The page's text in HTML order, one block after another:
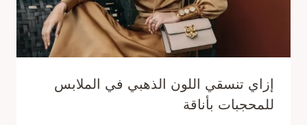
إزاي تنسقي اللون الذهبي في الملابس
للمحجبات بأناقة